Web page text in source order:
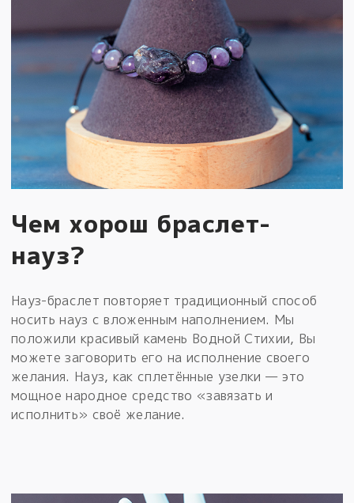
Чем хорош браслет-
науз?
Науз-браслет повторяет традиционный способ
носить науз с вложенным наполнением. Мы
положили красивый камень Водной Стихии, Вы
можете заговорить его на исполнение своего
желания. Науз, как сплетённые узелки — это
мощное народное средство «завязать и
исполнить» своё желание.